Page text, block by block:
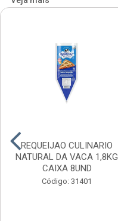
REQUEIJAO CULINARIO
NATURAL DA VACA 1,8KG
CAIXA 8UND
Código: 31401